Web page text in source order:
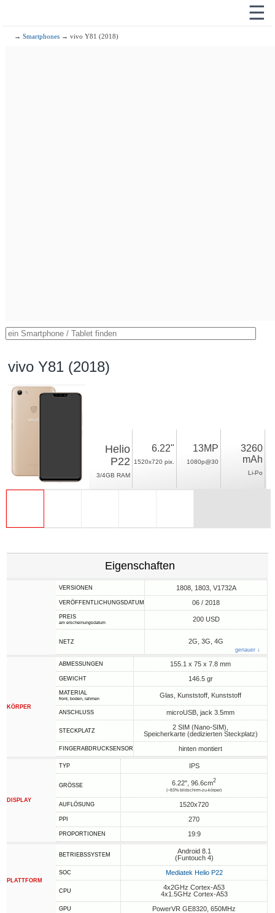
☰
→Smartphones → vivo Y81 (2018)
vivo Y81 (2018)
Helio
P22
3/4GB RAM
6.22"
1520x720 pix.
13MP
1080p@30
3260
mAh
Li-Po
Eigenschaften
VERSIONEN 1808, 1803, V1732A
VERÖFFENTLICHUNGSDATUM 06 / 2018
PREIS
am erscheinungsdatum 200 USD
NETZ 2G, 3G, 4G
genauer ↓
KÖRPER
ABMESSUNGEN 155.1 x 75 x 7.8 mm
GEWICHT 146.5 gr
MATERIAL
front, boden, rahmen Glas, Kunststoff, Kunststoff
ANSCHLUSS microUSB, jack 3.5mm
STECKPLATZ
2 SIM (Nano-SIM),
Speicherkarte (dedizierten Steckplatz)
FINGERABDRUCKSENSOR hinten montiert
DISPLAY
TYP IPS
GRÖSSE 6.22", 96.6cm2
(~83% bildschirm-zu-körper)
AUFLÖSUNG 1520x720
PPI 270
PROPORTIONEN 19:9
PLATTFORM
BETRIEBSSYSTEM
Android 8.1
(Funtouch 4)
SOC Mediatek Helio P22
CPU
4x2GHz Cortex-A53
4x1.5GHz Cortex-A53
GPU PowerVR GE8320, 650MHz